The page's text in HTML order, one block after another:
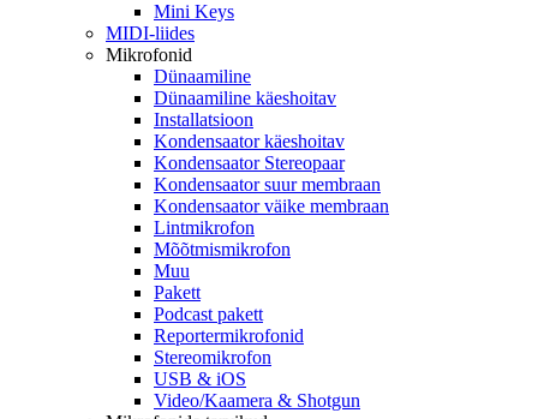
Mini Keys
MIDI-liides
Mikrofonid
Dünaamiline
Dünaamiline käeshoitav
Installatsioon
Kondensaator käeshoitav
Kondensaator Stereopaar
Kondensaator suur membraan
Kondensaator väike membraan
Lintmikrofon
Mõõtmismikrofon
Muu
Pakett
Podcast pakett
Reportermikrofonid
Stereomikrofon
USB & iOS
Video/Kaamera & Shotgun